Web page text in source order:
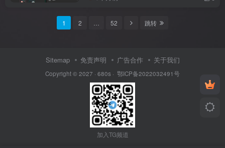
1 2 52 跳转
Sitemap 免责声明 广告合作 关于我们
Copyright © 2027 · 680s · 鄂ICP备2022032491号
加入TG频道